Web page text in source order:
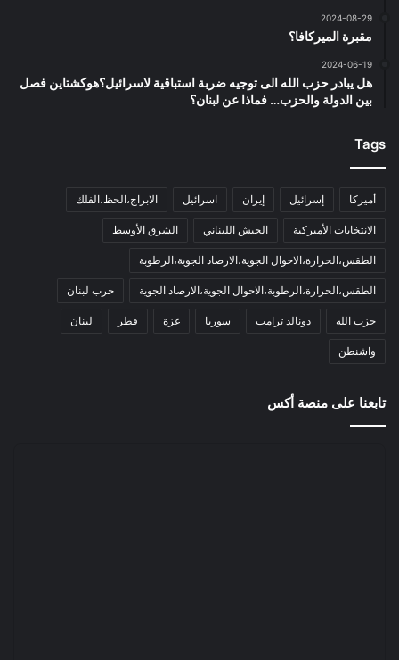
2024-08-29
مقبرة الميركافا؟
2024-06-19
هل يبادر حزب الله الى توجيه ضربة استباقية لاسرائيل؟هوكشتاين فصل
بين الدولة والحزب… فماذا عن لبنان؟
Tags
أميركا إسرائيل إيران اسرائيل الابراج،الحظ،الفلك
الانتخابات الأميركية الجيش اللبناني الشرق الأوسط
الطقس،الحرارة،الاحوال الجوية،الارصاد الجوية،الرطوبة
الطقس،الحرارة،الرطوبة،الاحوال الجوية،الارصاد الجوية حرب لبنان
حزب الله دونالد ترامب سوريا غزة قطر لبنان
واشنطن
تابعنا على منصة أكس